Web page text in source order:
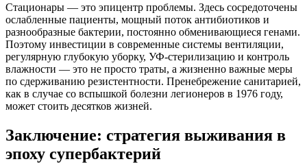
Стационары — это эпицентр проблемы. Здесь сосредоточены
ослабленные пациенты, мощный поток антибиотиков и
разнообразные бактерии, постоянно обменивающиеся генами.
Поэтому инвестиции в современные системы вентиляции,
регулярную глубокую уборку, УФ-стерилизацию и контроль
влажности — это не просто траты, а жизненно важные меры
по сдерживанию резистентности. Пренебрежение санитарией,
как в случае со вспышкой болезни легионеров в 1976 году,
может стоить десятков жизней.
Заключение: стратегия выживания в
эпоху супербактерий